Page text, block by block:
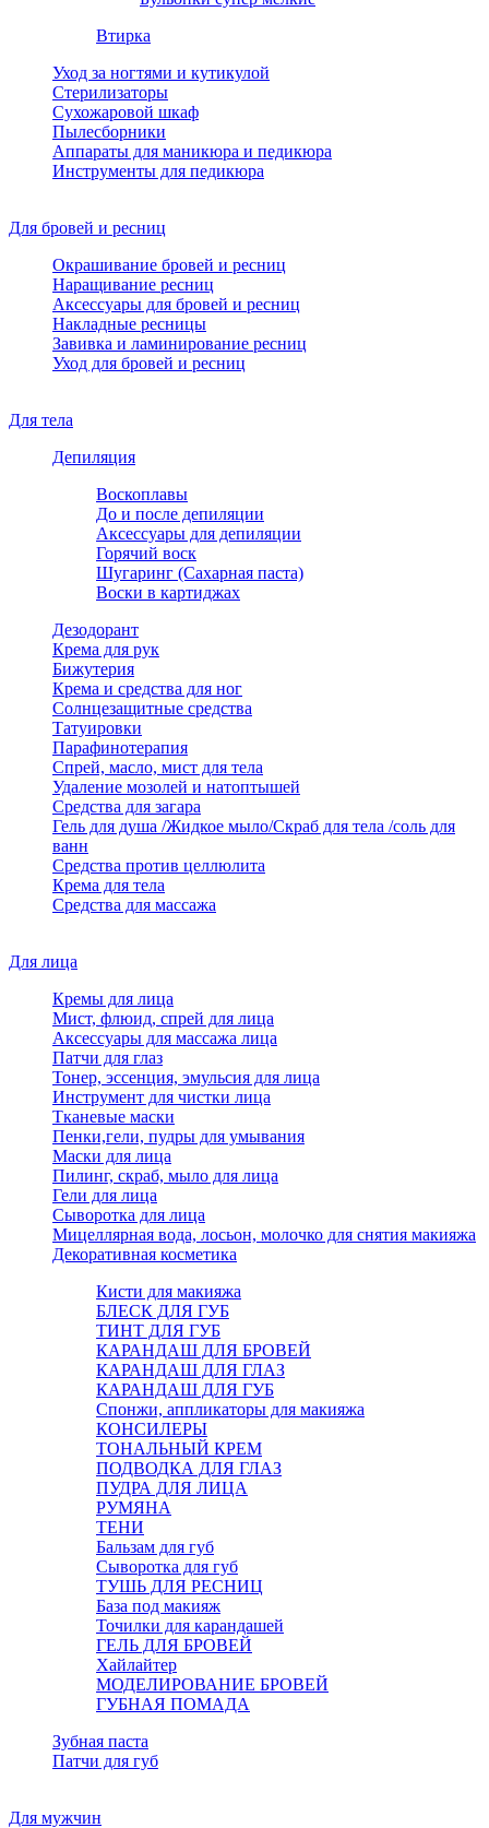
Втирка
Уход за ногтями и кутикулой
Стерилизаторы
Сухожаровой шкаф
Пылесборники
Аппараты для маникюра и педикюра
Инструменты для педикюра
Для бровей и ресниц
Окрашивание бровей и ресниц
Наращивание ресниц
Аксессуары для бровей и ресниц
Накладные ресницы
Завивка и ламинирование ресниц
Уход для бровей и ресниц
Для тела
Депиляция
Воскоплавы
До и после депиляции
Аксессуары для депиляции
Горячий воск
Шугаринг (Сахарная паста)
Воски в картиджах
Дезодорант
Крема для рук
Бижутерия
Крема и средства для ног
Солнцезащитные средства
Татуировки
Парафинотерапия
Спрей, масло, мист для тела
Удаление мозолей и натоптышей
Средства для загара
Гель для душа /Жидкое мыло/Скраб для тела /соль для
ванн
Средства против целлюлита
Крема для тела
Средства для массажа
Для лица
Кремы для лица
Мист, флюид, спрей для лица
Аксессуары для массажа лица
Патчи для глаз
Тонер, эссенция, эмульсия для лица
Инструмент для чистки лица
Тканевые маски
Пенки,гели, пудры для умывания
Маски для лица
Пилинг, скраб, мыло для лица
Гели для лица
Сыворотка для лица
Мицеллярная вода, лосьон, молочко для снятия макияжа
Декоративная косметика
Кисти для макияжа
БЛЕСК ДЛЯ ГУБ
ТИНТ ДЛЯ ГУБ
КАРАНДАШ ДЛЯ БРОВЕЙ
КАРАНДАШ ДЛЯ ГЛАЗ
КАРАНДАШ ДЛЯ ГУБ
Спонжи, аппликаторы для макияжа
КОНСИЛЕРЫ
ТОНАЛЬНЫЙ КРЕМ
ПОДВОДКА ДЛЯ ГЛАЗ
ПУДРА ДЛЯ ЛИЦА
РУМЯНА
ТЕНИ
Бальзам для губ
Сыворотка для губ
ТУШЬ ДЛЯ РЕСНИЦ
База под макияж
Точилки для карандашей
ГЕЛЬ ДЛЯ БРОВЕЙ
Хайлайтер
МОДЕЛИРОВАНИЕ БРОВЕЙ
ГУБНАЯ ПОМАДА
Зубная паста
Патчи для губ
Для мужчин